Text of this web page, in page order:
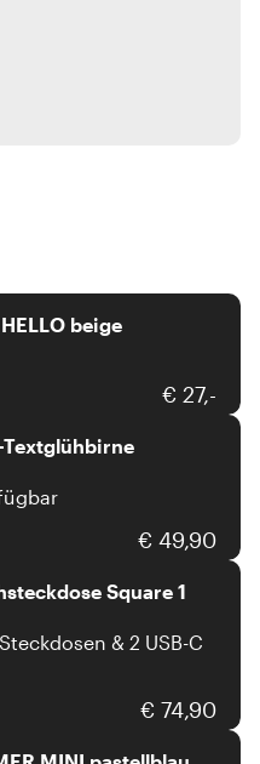
beige
€ 27,-
Message-in-the-bulb
Textglühbirne
€ 49,90
Avolt
Square 1
& 2 USB-C
€ 74,90
Smeg